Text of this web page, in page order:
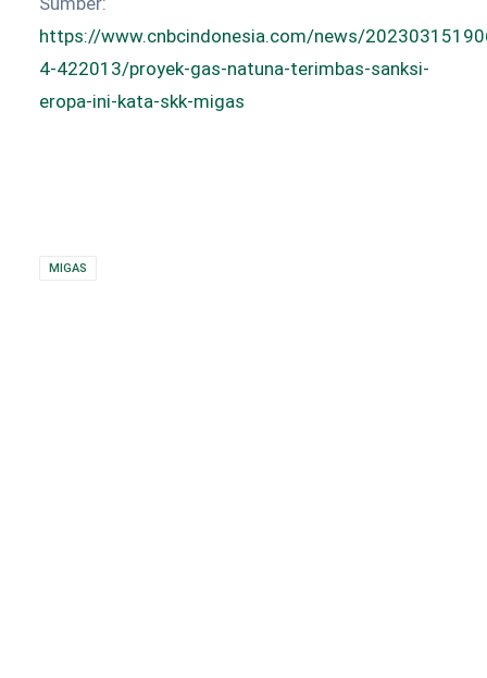
https://www.cnbcindonesia.com/news/
4-422013/proyek-gas-natuna-terimbas-sanksi-
eropa-ini-kata-skk-migas
MIGAS